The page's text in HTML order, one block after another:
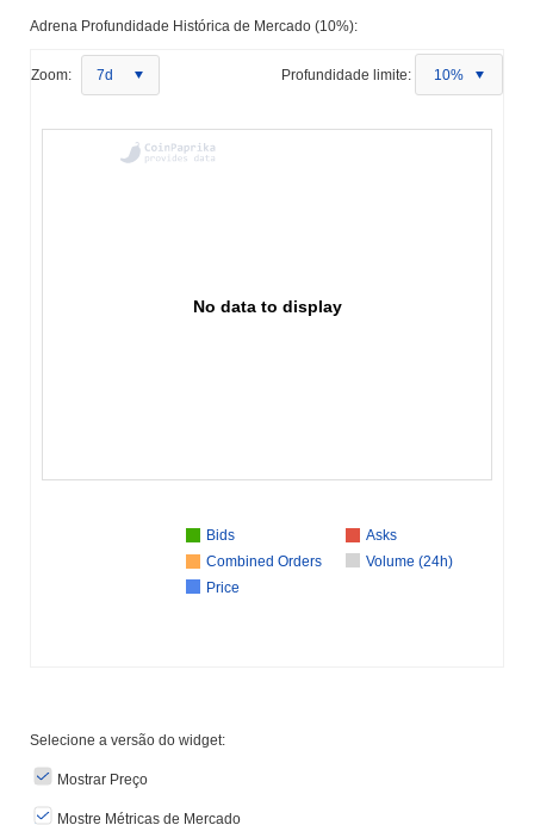
Adrena Profundidade Histórica de Mercado (10%):
Zoom: 7d Profundidade limite: 10%
No data to display
Bids
Asks
Combined Orders
Volume (24h)
Price
Selecione a versão do widget:
Mostrar Preço
Mostre Métricas de Mercado